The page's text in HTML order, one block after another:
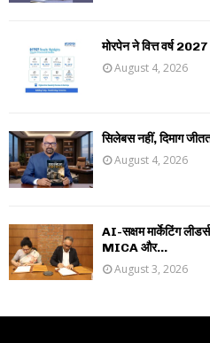
मोरपेन ने वित्त वर्ष
August 4, 2026
सिलेबस नहीं, दिमाग
August 4, 2026
AI-सक्षम मार्केटिंग
MICA और...
August 3, 2026